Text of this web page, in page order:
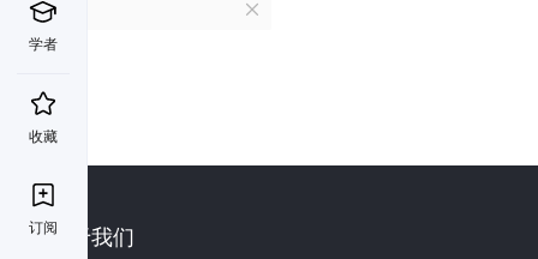
学者
收藏
订阅
A
关于我们